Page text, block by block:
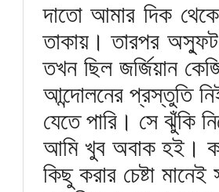
দাতো আমার দিক থেকে
তাকায়। তারপর অস্ফুট
তখন ছিল জর্জিয়ান
আন্দোলনের প্রস্তুতি
যেতে পারি। সে ঝুঁকি
আমি খুব অবাক হই।
কিছু করার চেষ্টা